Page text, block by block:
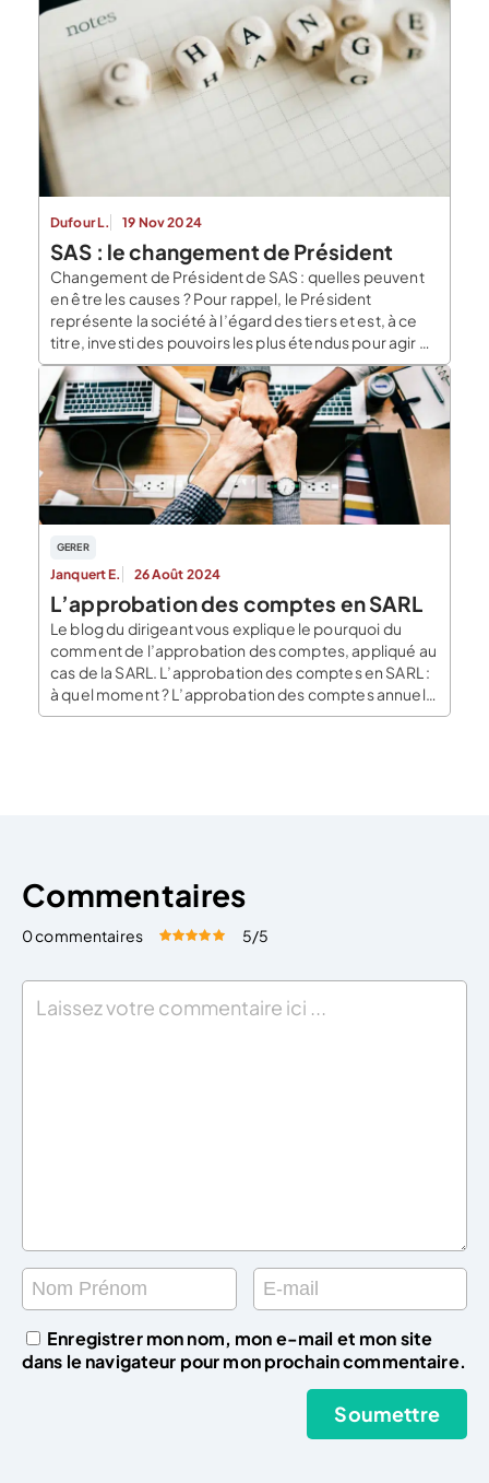
Dufour L. 19 Nov 2024
SAS : le changement de Président
Changement de Président de SAS : quelles peuvent
en être les causes ? Pour rappel, le Président
représente la société à l’égard des tiers et est, à ce
titre, investi des pouvoirs les plus étendus pour agir en
toute circonstance au nom de la société dans la limite
de l’objet social. Le Président de SAS, personne
physique […]
GERER
Janquert E. 26 Août 2024
L’approbation des comptes en SARL
Le blog du dirigeant vous explique le pourquoi du
comment de l’approbation des comptes, appliqué au
cas de la SARL. L’approbation des comptes en SARL :
à quel moment ? L’approbation des comptes annuels
doit être réalisée dans les six mois de la clôture de
Commentaires
0 commentaires Évaluez cet article:
5/5
Enregistrer mon nom, mon e-mail et mon site
dans le navigateur pour mon prochain commentaire.